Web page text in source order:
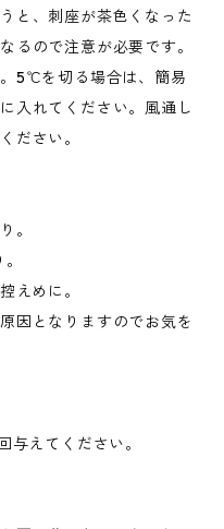
と、刺座が茶色くなった
るので注意が必要です。
5℃を切る場合は、簡易
入れてください。風通し
ださい。
。
えめに。
因となりますのでお気を
えてください。